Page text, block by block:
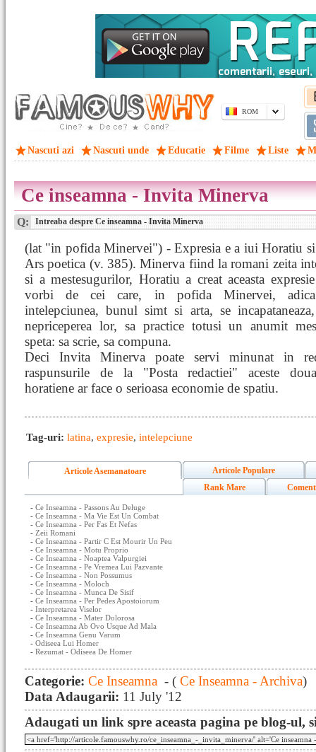
ROM
Nascuti azi Nascuti unde Educatie Filme Liste
Ce inseamna - Invita Minerva
Q: Intreaba despre Ce inseamna - Invita Minerva
(lat "in pofida Minervei") - Expresia e a iui Horatiu
Ars poetica (v. 385). Minerva fiind la romani zeita
si a mestesugurilor, Horatiu a creat aceasta
vorbi de cei care, in pofida Minervei,
intelepciunea, bunul simt si arta, se
nepriceperea lor, sa practice totusi un anumit
speta: sa scrie, sa compuna.
Deci Invita Minerva poate servi minunat in
raspunsurile de la "Posta redactiei" aceste
horatiene ar face o serioasa economie de spatiu.
Tag-uri: latina, expresie, intelepciune
Articole Asemanatoare
Articole Populare
Rank Mare
- Ce Inseamna - Passons Au Deluge
- Ce Inseamna - Ma Vie Est Un Combat
- Ce Inseamna - Per Fas Et Nefas
- Zeii Romani
- Ce Inseamna - Partir C Est Mourir Un Peu
- Ce Inseamna - Motu Proprio
- Ce Inseamna - Noaptea Valpurgiei
- Ce Inseamna - Pe Vremea Lui Pazvante
- Ce Inseamna - Non Possumus
- Ce Inseamna - Moloch
- Ce Inseamna - Munca De Sisif
- Ce Inseamna - Per Pedes Apostoiorum
- Interpretarea Viselor
- Ce Inseamna - Mater Dolorosa
- Ce Inseamna Ab Ovo Usque Ad Mala
- Ce Inseamna Genu Varum
- Odiseea Lui Homer
- Rezumat - Odiseea De Homer
Categorie: Ce Inseamna - ( Ce Inseamna - Archiva)
Data Adaugarii: 11 July '12
Adaugati un link spre aceasta pagina pe blog-ul,